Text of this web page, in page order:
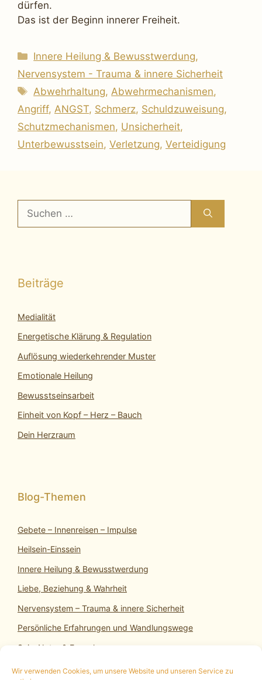
Wir verwenden Cookies, um unsere Website und unseren Service zu
dürfen.
Das ist der Beginn innerer Freiheit.
Kategorien
Innere Heilung & Bewusstwerdung,
Nervensystem - Trauma & innere Sicherheit
Schlagwörter
Abwehrhaltung, Abwehrmechanismen,
Angriff, ANGST, Schmerz, Schuldzuweisung,
Schutzmechanismen, Unsicherheit,
Unterbewusstsein, Verletzung, Verteidigung
nach:
Beiträge
Medialität
Energetische Klärung & Regulation
Auflösung wiederkehrender Muster
Emotionale Heilung
Bewusstseinsarbeit
Einheit von Kopf – Herz – Bauch
Dein Herzraum
Gebete – Innenreisen – Impulse
Heilsein-Einssein
Innere Heilung & Bewusstwerdung
Liebe, Beziehung & Wahrheit
Nervensystem – Trauma & innere Sicherheit
Persönliche Erfahrungen und Wandlungswege
SeinsNatur & Erwachen